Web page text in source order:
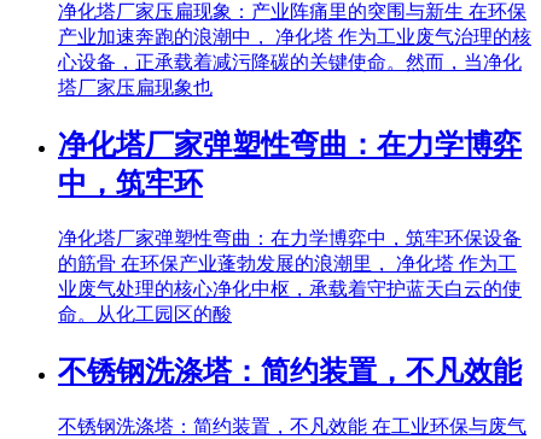
净化塔厂家压扁现象：产业阵痛里的突围与新生 在环保
产业加速奔跑的浪潮中， 净化塔 作为工业废气治理的核
心设备，正承载着减污降碳的关键使命。然而，当净化
塔厂家压扁现象也
净化塔厂家弹塑性弯曲：在力学博弈
中，筑牢环
净化塔厂家弹塑性弯曲：在力学博弈中，筑牢环保设备
的筋骨 在环保产业蓬勃发展的浪潮里， 净化塔 作为工
业废气处理的核心净化中枢，承载着守护蓝天白云的使
命。从化工园区的酸
不锈钢洗涤塔：简约装置，不凡效能
不锈钢洗涤塔：简约装置，不凡效能 在工业环保与废气